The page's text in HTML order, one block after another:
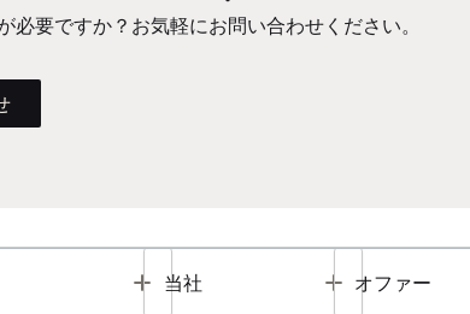
必要ですか？お気軽にお問い合わせください。
Toggle
当社 Toggle
オファー